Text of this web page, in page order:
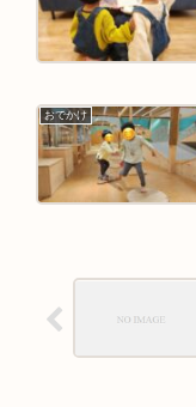
おでかけ